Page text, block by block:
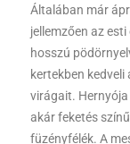
Általában már
jellemzően az
hosszú
kertekben
virágait.
akár feketés
füzényfélék. A